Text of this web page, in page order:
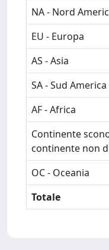
NA - Nord
EU - Europa
AS - Asia
SA - Sud America
AF - Africa
Continente
continente non
OC - Oceania
Totale